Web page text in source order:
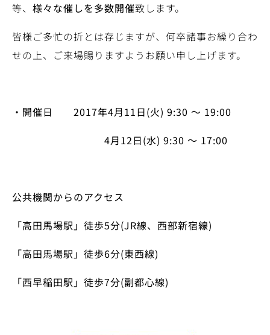
等、 様々な催しを多数開催致します。
皆様ご多忙の折とは存じますが、何卒諸事お繰り合わ
せの上、ご来場賜りますようお願い申し上げます。
・開催日 2017年4月11日(火) 9:30 ～ 19:00
4月12日(水) 9:30 ～ 17:00
公共機関からのアクセス
「高田馬場駅」徒歩5分(JR線、西部新宿線)
「高田馬場駅」徒歩6分(東西線)
「西早稲田駅」徒歩7分(副都心線)